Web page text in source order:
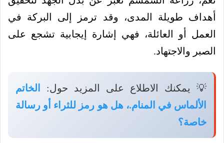
أهداف طويلة المدى، وقد ترمز إلى البركة في
العمل أو العائلة، فهي إشارة إيجابية تشجع على
الصبر والاجتهاد.
💡 يمكنك الاطلاع على المزيد حول:
الخاتم
الألماس في المنام.، هل هو رمز للثراء أو رسالة
خاصة؟